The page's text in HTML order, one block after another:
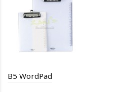
B5 WordPad